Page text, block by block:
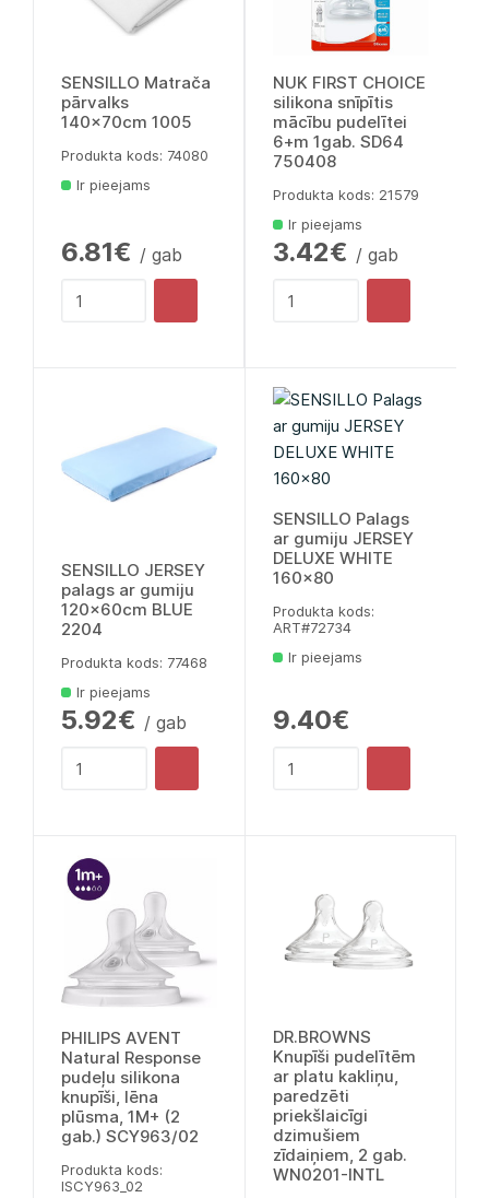
SENSILLO Matrača
pārvalks
140x70cm 1005
Produkta kods: 74080
Ir pieejams
6.81€ / gab
NUK FIRST CHOICE
silikona snīpītis
mācību pudelītei
6+m 1gab. SD64
750408
Produkta kods: 21579
Ir pieejams
3.42€ / gab
SENSILLO JERSEY
palags ar gumiju
120x60cm BLUE
2204
Produkta kods: 77468
Ir pieejams
5.92€ / gab
SENSILLO Palags
ar gumiju JERSEY
DELUXE WHITE
160x80
Produkta kods:
ART#72734
Ir pieejams
9.40€
PHILIPS AVENT
Natural Response
pudeļu silikona
knupīši, lēna
plūsma, 1M+ (2
gab.) SCY963/02
Produkta kods:
lSCY963_02
DR.BROWNS
Knupīši pudelītēm
ar platu kakliņu,
paredzēti
priekšlaicīgi
dzimušiem
zīdaiņiem, 2 gab.
WN0201-INTL